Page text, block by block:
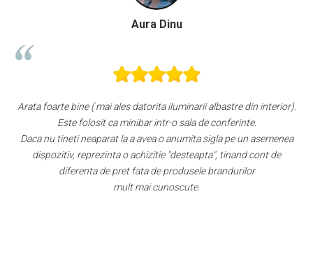
albastre din interior).
de conferinte.
sigla pe un asemenea
tinand cont de
brandurilor
Super!
Aspect foarte
Răcește foarte bine pe
Faptul că grătarul metalic se poate
este, după părerea mea, un avantaj. Apa